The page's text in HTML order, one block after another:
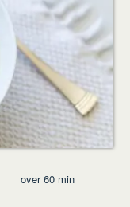
over 60 min